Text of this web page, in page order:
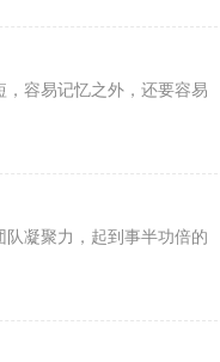
容易记忆之外，还要容易
凝聚力，起到事半功倍的